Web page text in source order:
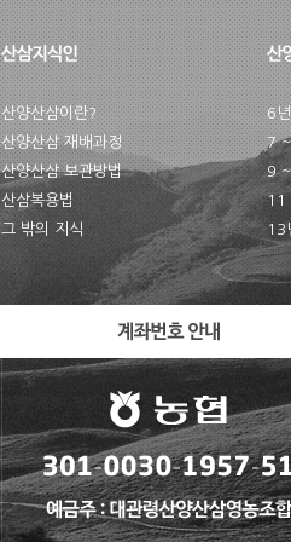
산양산삼이란?
산양산삼 재배과정
산양산삼 보관방법
산삼복용법
그 밖의 지식
6
7
9
11
13